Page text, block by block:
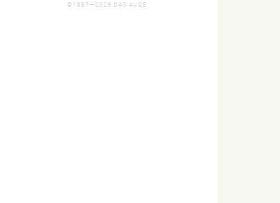
©1997—2026 DAS AUGE